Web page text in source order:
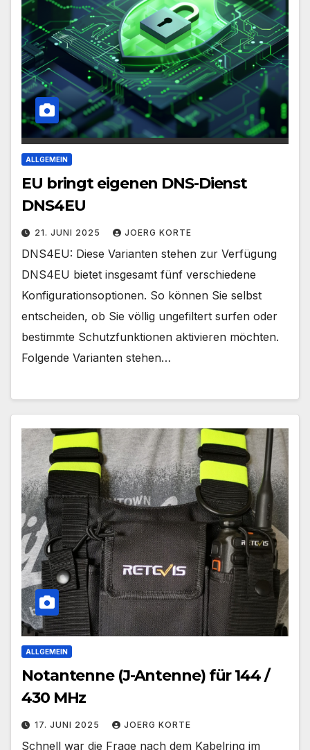
ALLGEMEIN
EU bringt eigenen DNS-Dienst
DNS4EU
21. JUNI 2025 JOERG KORTE
DNS4EU: Diese Varianten stehen zur Verfügung
DNS4EU bietet insgesamt fünf verschiedene
Konfigurationsoptionen. So können Sie selbst
entscheiden, ob Sie völlig ungefiltert surfen oder
bestimmte Schutzfunktionen aktivieren möchten.
Folgende Varianten stehen…
ALLGEMEIN
Notantenne (J-Antenne) für 144 /
430 MHz
17. JUNI 2025 JOERG KORTE
Schnell war die Frage nach dem Kabelring im